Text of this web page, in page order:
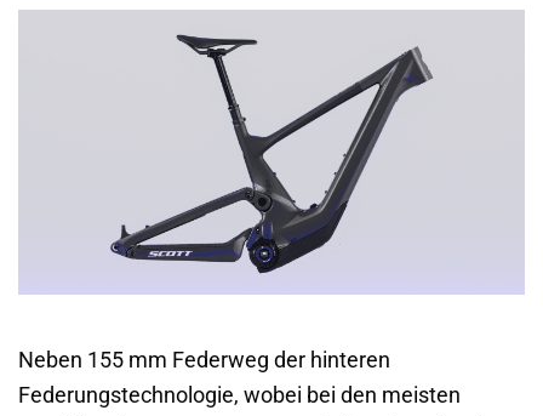
Neben 155 mm Federweg der hinteren
Federungstechnologie, wobei bei den meisten